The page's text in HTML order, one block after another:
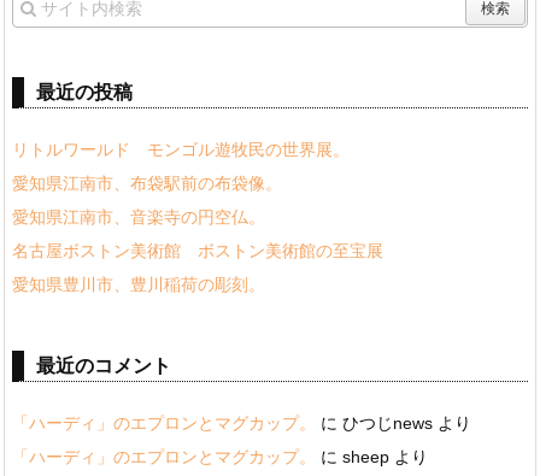
最近の投稿
リトルワールド モンゴル遊牧民の世界展。
愛知県江南市、布袋駅前の布袋像。
愛知県江南市、音楽寺の円空仏。
名古屋ボストン美術館 ボストン美術館の至宝展
愛知県豊川市、豊川稲荷の彫刻。
最近のコメント
「ハーディ」のエプロンとマグカップ。 に ひつじnews より
「ハーディ」のエプロンとマグカップ。
に sheep より